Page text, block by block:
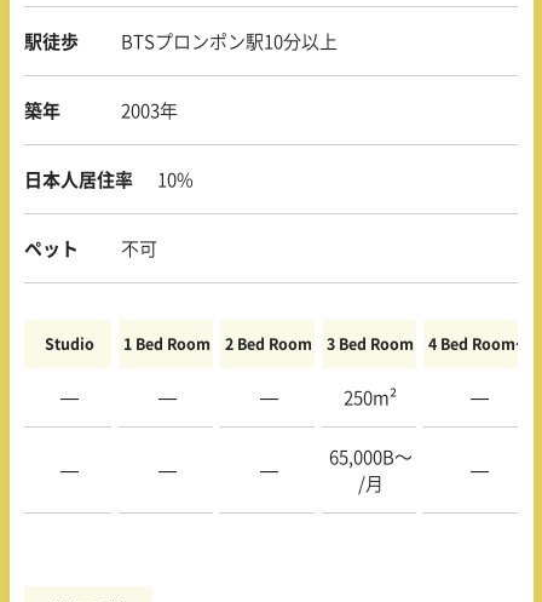
駅徒歩 BTSプロンポン駅10分以上
築年 2003年
日本人居住率 10%
ペット 不可
Studio 1 Bed Room 2 Bed Room 3 Bed Room 4 Bed Room〜
— — — 250m² —
— — —
65,000B〜
/月
—